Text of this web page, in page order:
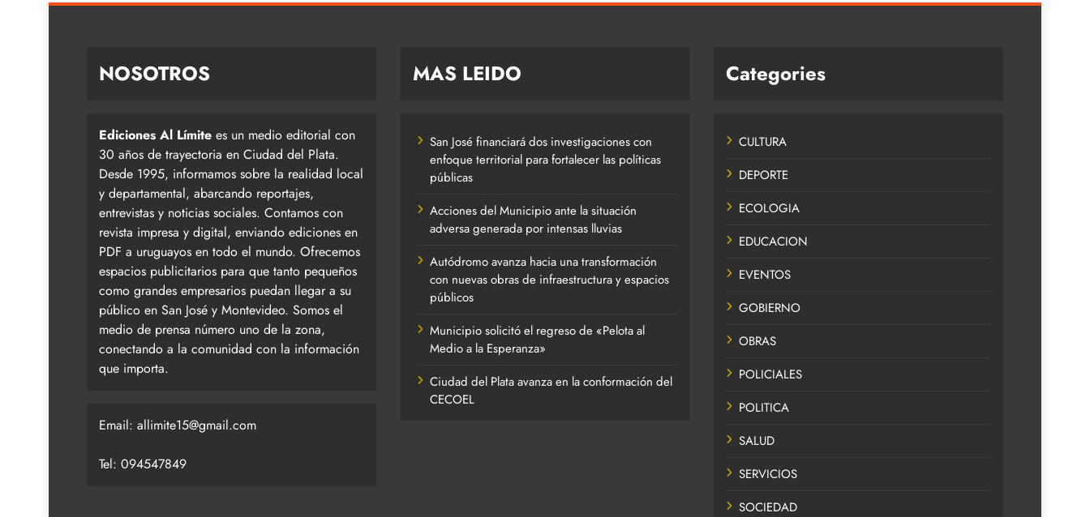
NOSOTROS
Ediciones Al Límite es un medio editorial con
30 años de trayectoria en Ciudad del Plata.
Desde 1995, informamos sobre la realidad local
y departamental, abarcando reportajes,
entrevistas y noticias sociales. Contamos con
revista impresa y digital, enviando ediciones en
PDF a uruguayos en todo el mundo. Ofrecemos
espacios publicitarios para que tanto pequeños
como grandes empresarios puedan llegar a su
público en San José y Montevideo. Somos el
medio de prensa número uno de la zona,
conectando a la comunidad con la información
que importa.
Email: allimite15@gmail.com
Tel: 094547849
MAS LEIDO
San José financiará dos investigaciones con
enfoque territorial para fortalecer las políticas
públicas
Acciones del Municipio ante la situación
adversa generada por intensas lluvias
Autódromo avanza hacia una transformación
con nuevas obras de infraestructura y espacios
públicos
Municipio solicitó el regreso de «Pelota al
Medio a la Esperanza»
Ciudad del Plata avanza en la conformación del
CECOEL
Categories
CULTURA
DEPORTE
ECOLOGIA
EDUCACION
EVENTOS
GOBIERNO
OBRAS
POLICIALES
POLITICA
SALUD
SERVICIOS
SOCIEDAD